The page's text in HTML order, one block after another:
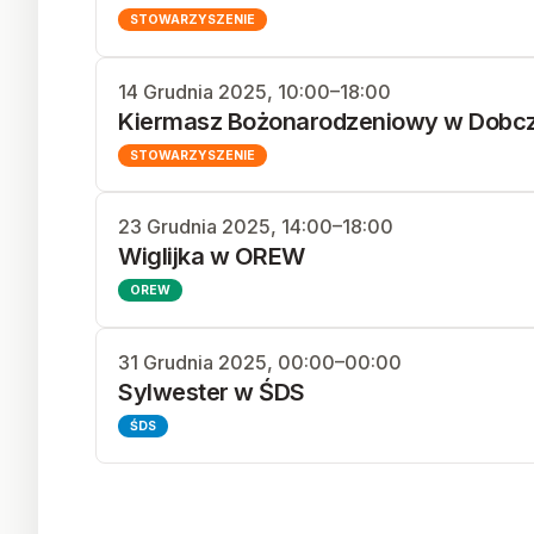
STOWARZYSZENIE
14 Grudnia 2025, 10:00–18:00
Kiermasz Bożonarodzeniowy w
STOWARZYSZENIE
23 Grudnia 2025, 14:00–18:00
Wiglijka w OREW
OREW
31 Grudnia 2025, 00:00–00:00
Sylwester w ŚDS
ŚDS